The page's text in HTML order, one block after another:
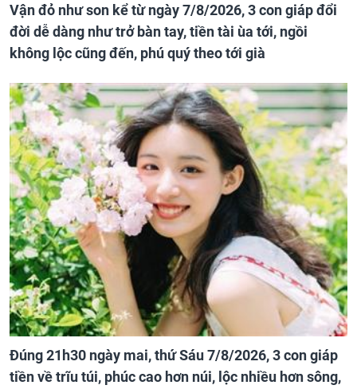
Vận đỏ như son kể từ ngày 7/8/2026, 3 con giáp đổi
đời dễ dàng như trở bàn tay, tiền tài ùa tới, ngồi
không lộc cũng đến, phú quý theo tới già
Đúng 21h30 ngày mai, thứ Sáu 7/8/2026, 3 con giáp
tiền về trĩu túi, phúc cao hơn núi, lộc nhiều hơn sông,